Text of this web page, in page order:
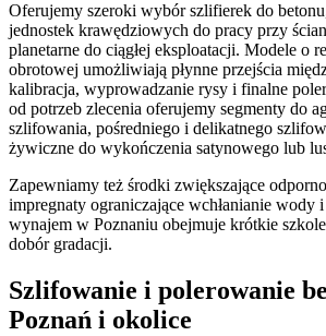
Oferujemy szeroki wybór szlifierek do
jednostek krawędziowych do pracy przy
planetarne do ciągłej eksploatacji. Modele o
obrotowej umożliwiają płynne przejścia
kalibracja, wyprowadzanie rysy i finalne
od potrzeb zlecenia oferujemy segmenty do
szlifowania, pośredniego i delikatnego
żywiczne do wykończenia satynowego lub
Zapewniamy też środki zwiększające
impregnaty ograniczające wchłanianie wody
wynajem w Poznaniu obejmuje krótkie
dobór gradacji.
Szlifowanie i polerowanie
Poznań i okolice